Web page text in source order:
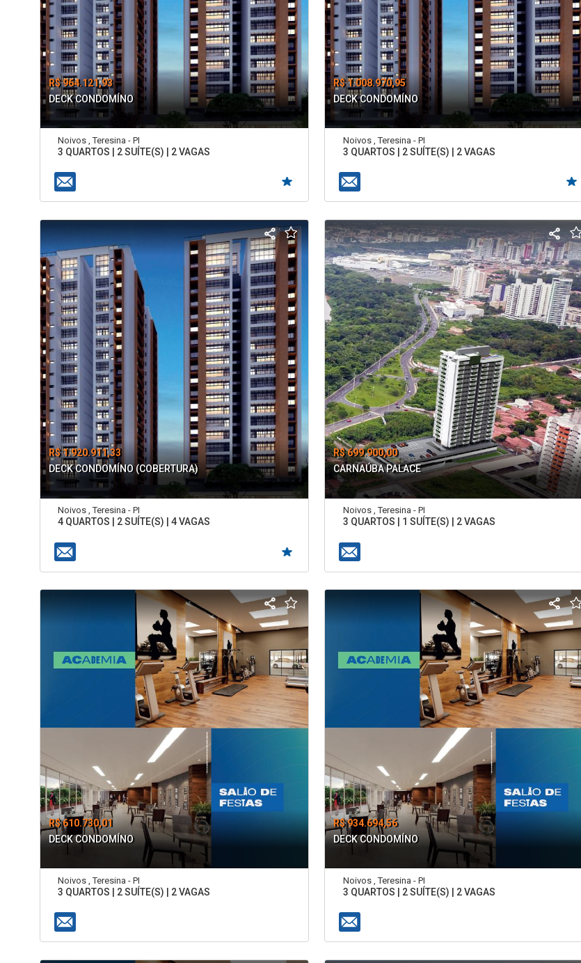
R$ 964.121,93
DECK CONDOMÍNO
Noivos , Teresina - PI
3 QUARTOS | 2 SUÍTE(S) | 2 VAGAS
R$ 1.008.970,95
DECK CONDOMÍNO
Noivos , Teresina - PI
3 QUARTOS | 2 SUÍTE(S) | 2 VAGAS
R$ 1.920.911,33
DECK CONDOMÍNO (COBERTURA)
Noivos , Teresina - PI
4 QUARTOS | 2 SUÍTE(S) | 4 VAGAS
R$ 699.900,00
CARNAÚBA PALACE
Noivos , Teresina - PI
3 QUARTOS | 1 SUÍTE(S) | 2 VAGAS
R$ 610.730,01
DECK CONDOMÍNO
Noivos , Teresina - PI
3 QUARTOS | 2 SUÍTE(S) | 2 VAGAS
R$ 934.694,56
DECK CONDOMÍNO
Noivos , Teresina - PI
3 QUARTOS | 2 SUÍTE(S) | 2 VAGAS